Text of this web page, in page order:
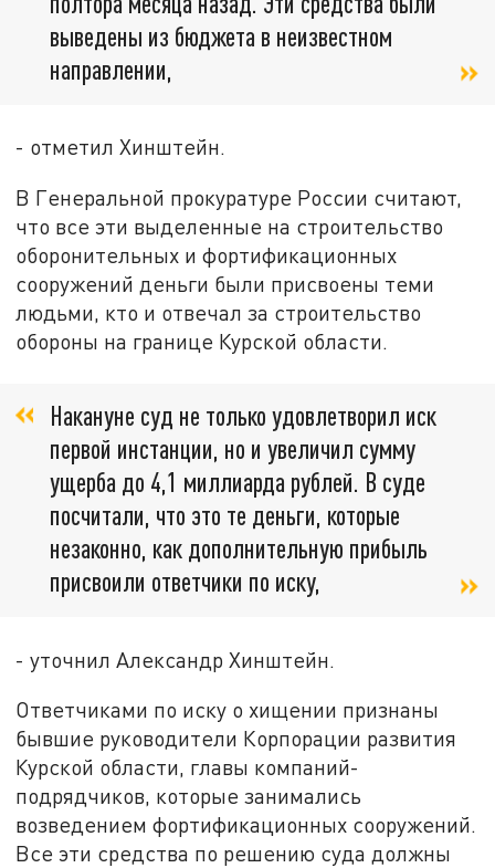
выведены из бюджета в неизвестном
направлении,
- отметил Хинштейн.
В Генеральной прокуратуре России считают,
что все эти выделенные на строительство
оборонительных и фортификационных
сооружений деньги были присвоены теми
людьми, кто и отвечал за строительство
обороны на границе Курской области.
Накануне суд не только удовлетворил иск
первой инстанции, но и увеличил сумму
ущерба до 4,1 миллиарда рублей. В суде
посчитали, что это те деньги, которые
незаконно, как дополнительную прибыль
присвоили ответчики по иску,
- уточнил Александр Хинштейн.
Ответчиками по иску о хищении признаны
бывшие руководители Корпорации развития
Курской области, главы компаний-
подрядчиков, которые занимались
возведением фортификационных сооружений.
Все эти средства по решению суда должны